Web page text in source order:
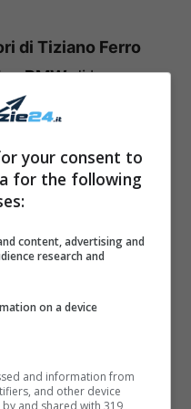
di Tiziano Ferro
BMWdi loro
Latina.
your consent to
for the following
content, advertising and
research and
on a device
and information from
and other device
and shared with 319